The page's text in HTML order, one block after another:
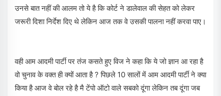
उनसे बात नहीं की आलम तो ये है कि कोर्ट ने डालेवाल की सेहत को लेकर
जरूरी दिशा निर्देश दिए थे लेकिन आज तक वे उसकी पालना नहीं करवा पाए।
वही आम आदमी पार्टी पर तंज कसते हुए विज ने कहा कि ये जो ज्ञान आ रहा है
वो चुनाव के वक्त ही क्यों आता है ? पिछले 10 सालों में आम आदमी पार्टी ने क्या
किया है आज वे बोल रहे है मै टेंपो ऑटो वाले सबको दूंगा लेकिन तब दूंगा जब